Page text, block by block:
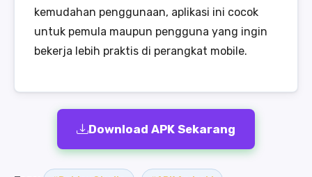
kemudahan penggunaan, aplikasi ini cocok
untuk pemula maupun pengguna yang ingin
bekerja lebih praktis di perangkat mobile.
Download APK Sekarang